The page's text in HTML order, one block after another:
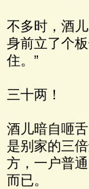
不多时，酒
身前立了个
住。”
三十两！
酒儿暗自咂
是别家的三
方，一户普
而已。